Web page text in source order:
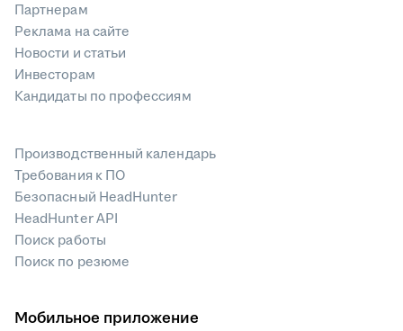
Партнерам
Реклама на сайте
Новости и статьи
Инвесторам
Кандидаты по профессиям
Производственный календарь
Требования к ПО
Безопасный HeadHunter
HeadHunter API
Поиск работы
Поиск по резюме
Мобильное приложение